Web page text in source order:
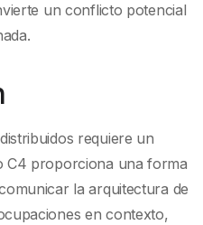
un conflicto potencial
requiere un
C4 proporciona una forma
la arquitectura de
en contexto,